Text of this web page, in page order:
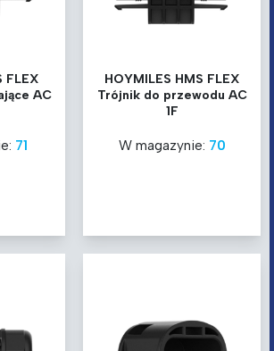
FLEX
AC
71
HOYMILES HMS FLEX
Trójnik do przewodu AC
1F
W magazynie: 70